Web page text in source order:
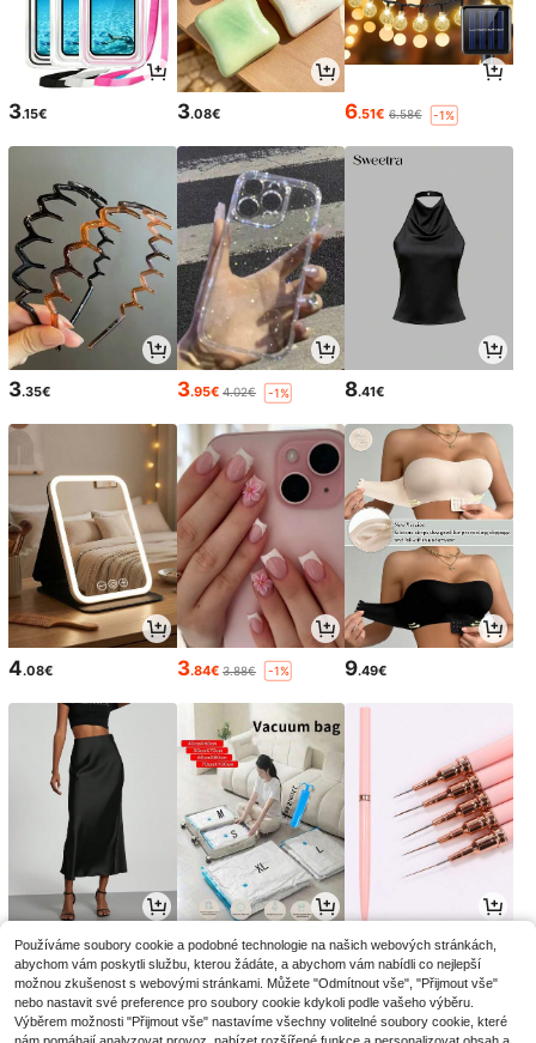
3.15€ 3.08€ 6.51€ 6.58€ -1%
3.35€ 3.95€ 4.02€ -1% 8.41€
4.08€ 3.84€ 3.88€ -1% 9.49€
13.85€13.99€ -1% 3.76€3.86€ -2% 3.54€3.58€ -1%
Používáme soubory cookie a podobné technologie na našich webových stránkách,
abychom vám poskytli službu, kterou žádáte, a abychom vám nabídli co nejlepší
možnou zkušenost s webovými stránkami. Můžete "Odmítnout vše", "Přijmout vše"
nebo nastavit své preference pro soubory cookie kdykoli podle vašeho výběru.
Výběrem možnosti "Přijmout vše" nastavíme všechny volitelné soubory cookie, které